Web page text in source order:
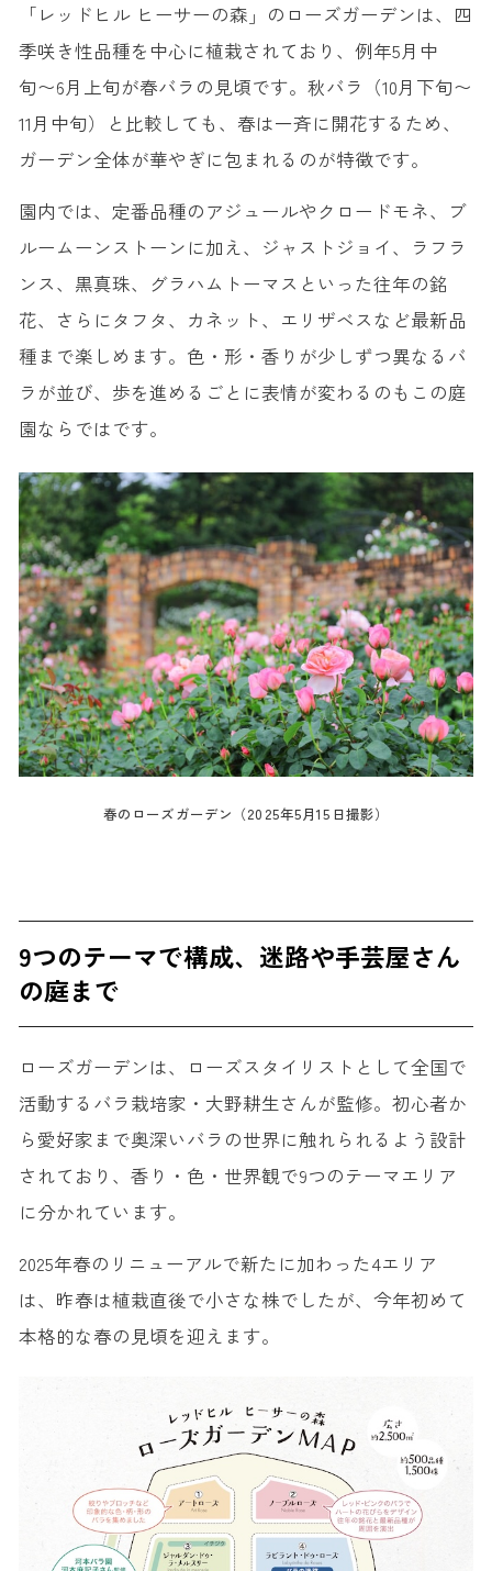
「レッドヒル ヒーサーの森」のローズガーデンは、四
季咲き性品種を中心に植栽されており、例年5月中
旬〜6月上旬が春バラの見頃です。秋バラ（10月下旬〜
11月中旬）と比較しても、春は一斉に開花するため、
ガーデン全体が華やぎに包まれるのが特徴です。
園内では、定番品種のアジュールやクロードモネ、ブ
ルームーンストーンに加え、ジャストジョイ、ラフラ
ンス、黒真珠、グラハムトーマスといった往年の銘
花、さらにタフタ、カネット、エリザベスなど最新品
種まで楽しめます。色・形・香りが少しずつ異なるバ
ラが並び、歩を進めるごとに表情が変わるのもこの庭
園ならではです。
春のローズガーデン（2025年5月15日撮影）
9つのテーマで構成、迷路や手芸屋さん
の庭まで
ローズガーデンは、ローズスタイリストとして全国で
活動するバラ栽培家・大野耕生さんが監修。初心者か
ら愛好家まで奥深いバラの世界に触れられるよう設計
されており、香り・色・世界観で9つのテーマエリア
に分かれています。
2025年春のリニューアルで新たに加わった4エリア
は、昨春は植栽直後で小さな株でしたが、今年初めて
本格的な春の見頃を迎えます。